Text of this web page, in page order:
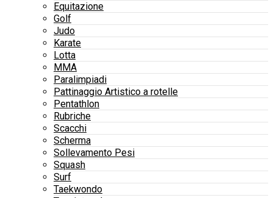
Equitazione
Golf
Judo
Karate
Lotta
MMA
Paralimpiadi
Pattinaggio Artistico a rotelle
Pentathlon
Rubriche
Scacchi
Scherma
Sollevamento Pesi
Squash
Surf
Taekwondo